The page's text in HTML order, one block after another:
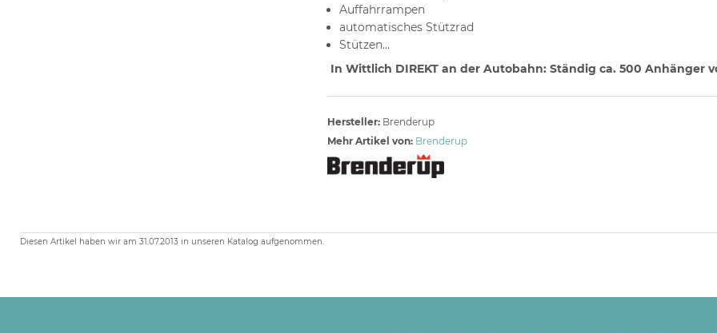
Auffahrrampen
automatisches Stützrad
Stützen...
In Wittlich DIREKT an der Autobahn: Ständig ca. 500 Anhänger
Hersteller: Brenderup
Mehr Artikel von: Brenderup
Diesen Artikel haben wir am 31.07.2013 in unseren Katalog aufgenommen.